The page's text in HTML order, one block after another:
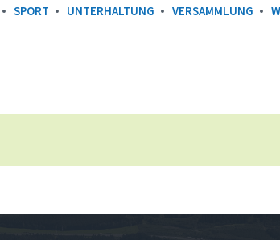
SPORT UNTERHALTUNG VERSAMMLUNG